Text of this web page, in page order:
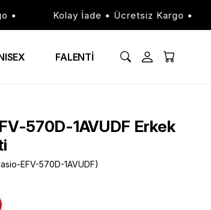
Kolay İade • Ücretsiz Kargo •
FALENTİ
570D-1AVUDF Erkek
EFV-570D-1AVUDF)